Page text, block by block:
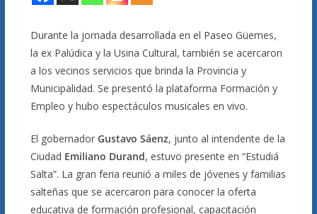
Durante la jornada desarrollada en el Paseo Güemes,
la ex Palúdica y la Usina Cultural, también se acercaron
a los vecinos servicios que brinda la Provincia y
Municipalidad. Se presentó la plataforma Formación y
Empleo y hubo espectáculos musicales en vivo.
El gobernador Gustavo Sáenz, junto al intendente de la
Ciudad Emiliano Durand, estuvo presente en “Estudiá
Salta”. La gran feria reunió a miles de jóvenes y familias
salteñas que se acercaron para conocer la oferta
educativa de formación profesional, capacitación